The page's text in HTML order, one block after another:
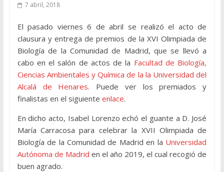
7 abril, 2018
El pasado viernes 6 de abril se realizó el acto de
clausura y entrega de premios de la XVI Olimpiada de
Biología de la Comunidad de Madrid, que se llevó a
cabo en el salón de actos de la Facultad de Biología,
Ciencias Ambientales y Química de la la Universidad del
Alcalá de Henares. Puede ver los premiados y
finalistas en el siguiente enlace.
En dicho acto, Isabel Lorenzo echó el guante a D. José
María Carracosa para celebrar la XVII Olimpiada de
Biología de la Comunidad de Madrid en la Universidad
Autónoma de Madrid en el año 2019, el cual recogió de
buen agrado.